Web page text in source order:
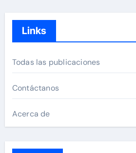
Links
Todas las publicaciones
Contáctanos
Acerca de